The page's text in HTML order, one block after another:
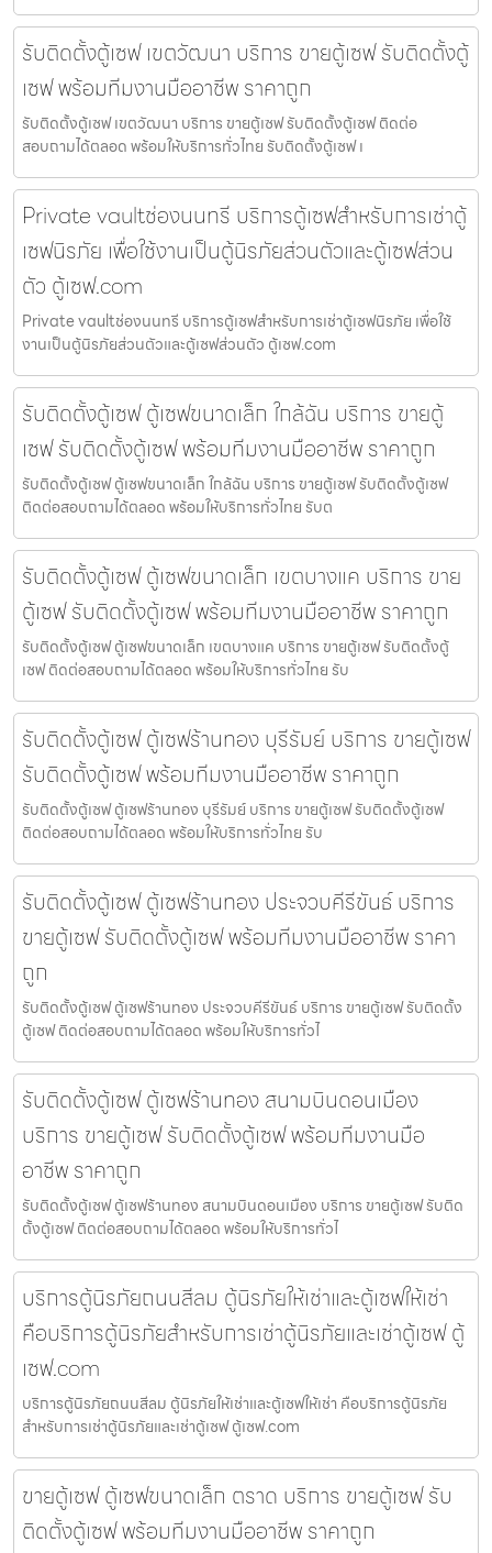
รับติดตั้งตู้เซฟ เขตวัฒนา บริการ ขายตู้เซฟ รับติดตั้งตู้
เซฟ พร้อมทีมงานมืออาชีพ ราคาถูก
รับติดตั้งตู้เซฟ เขตวัฒนา บริการ ขายตู้เซฟ รับติดตั้งตู้เซฟ ติดต่อ
สอบถามได้ตลอด พร้อมให้บริการทั่วไทย รับติดตั้งตู้เซฟ เ
Private vaultช่องนนทรี บริการตู้เซฟสำหรับการเช่าตู้
เซฟนิรภัย เพื่อใช้งานเป็นตู้นิรภัยส่วนตัวและตู้เซฟส่วน
ตัว ตู้เซฟ.com
Private vaultช่องนนทรี บริการตู้เซฟสำหรับการเช่าตู้เซฟนิรภัย เพื่อใช้
งานเป็นตู้นิรภัยส่วนตัวและตู้เซฟส่วนตัว ตู้เซฟ.com
รับติดตั้งตู้เซฟ ตู้เซฟขนาดเล็ก ใกล้ฉัน บริการ ขายตู้
เซฟ รับติดตั้งตู้เซฟ พร้อมทีมงานมืออาชีพ ราคาถูก
รับติดตั้งตู้เซฟ ตู้เซฟขนาดเล็ก ใกล้ฉัน บริการ ขายตู้เซฟ รับติดตั้งตู้เซฟ
ติดต่อสอบถามได้ตลอด พร้อมให้บริการทั่วไทย รับต
รับติดตั้งตู้เซฟ ตู้เซฟขนาดเล็ก เขตบางแค บริการ ขาย
ตู้เซฟ รับติดตั้งตู้เซฟ พร้อมทีมงานมืออาชีพ ราคาถูก
รับติดตั้งตู้เซฟ ตู้เซฟขนาดเล็ก เขตบางแค บริการ ขายตู้เซฟ รับติดตั้งตู้
เซฟ ติดต่อสอบถามได้ตลอด พร้อมให้บริการทั่วไทย รับ
รับติดตั้งตู้เซฟ ตู้เซฟร้านทอง บุรีรัมย์ บริการ ขายตู้เซฟ
รับติดตั้งตู้เซฟ พร้อมทีมงานมืออาชีพ ราคาถูก
รับติดตั้งตู้เซฟ ตู้เซฟร้านทอง บุรีรัมย์ บริการ ขายตู้เซฟ รับติดตั้งตู้เซฟ
ติดต่อสอบถามได้ตลอด พร้อมให้บริการทั่วไทย รับ
รับติดตั้งตู้เซฟ ตู้เซฟร้านทอง ประจวบคีรีขันธ์ บริการ
ขายตู้เซฟ รับติดตั้งตู้เซฟ พร้อมทีมงานมืออาชีพ ราคา
ถูก
รับติดตั้งตู้เซฟ ตู้เซฟร้านทอง ประจวบคีรีขันธ์ บริการ ขายตู้เซฟ รับติดตั้ง
ตู้เซฟ ติดต่อสอบถามได้ตลอด พร้อมให้บริการทั่วไ
รับติดตั้งตู้เซฟ ตู้เซฟร้านทอง สนามบินดอนเมือง
บริการ ขายตู้เซฟ รับติดตั้งตู้เซฟ พร้อมทีมงานมือ
อาชีพ ราคาถูก
รับติดตั้งตู้เซฟ ตู้เซฟร้านทอง สนามบินดอนเมือง บริการ ขายตู้เซฟ รับติด
ตั้งตู้เซฟ ติดต่อสอบถามได้ตลอด พร้อมให้บริการทั่วไ
บริการตู้นิรภัยถนนสีลม ตู้นิรภัยให้เช่าและตู้เซฟให้เช่า
คือบริการตู้นิรภัยสำหรับการเช่าตู้นิรภัยและเช่าตู้เซฟ ตู้
เซฟ.com
บริการตู้นิรภัยถนนสีลม ตู้นิรภัยให้เช่าและตู้เซฟให้เช่า คือบริการตู้นิรภัย
สำหรับการเช่าตู้นิรภัยและเช่าตู้เซฟ ตู้เซฟ.com
ขายตู้เซฟ ตู้เซฟขนาดเล็ก ตราด บริการ ขายตู้เซฟ รับ
ติดตั้งตู้เซฟ พร้อมทีมงานมืออาชีพ ราคาถูก